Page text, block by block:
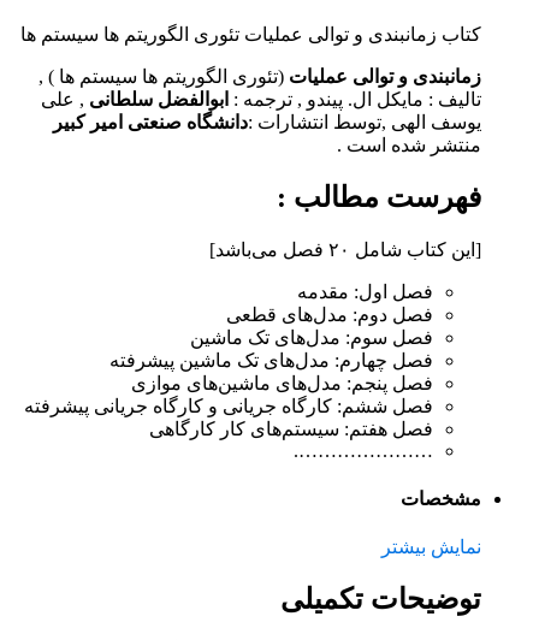
کتاب زمانبندی و توالی عملیات تئوری الگوریتم ها سیستم ها
زمانبندی و توالی عملیات (تئوری الگوریتم ها سیستم ها ) ,
تالیف : مایکل ال. پیندو , ترجمه : ابوالفضل سلطانی , علی
یوسف الهی ,توسط انتشارات :دانشگاه صنعتی امیر کبیر
منتشر شده است .
فهرست مطالب :
[این کتاب شامل ۲۰ فصل می‌‌باشد]
فصل اول: مقدمه
فصل دوم: مدل‌‌های قطعی
فصل سوم: مدل‌‌های تک ماشین
فصل چهارم: مدل‌‌های تک ماشین پیشرفته
فصل پنجم: مدل‌‌های ماشین‌‌های موازی
فصل ششم: کارگاه جریانی و کارگاه جریانی پیشرفته
فصل هفتم: سیستم‌‌های کار کارگاهی
………………….
مشخصات
نمایش بیشتر
توضیحات تکمیلی